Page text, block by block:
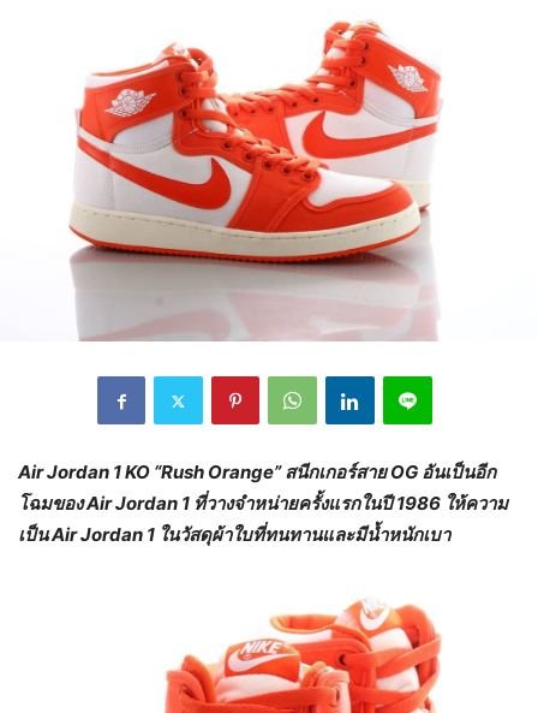
Air Jordan 1 KO “Rush Orange”สนีกเกอร์สายOG อันเป็นอีก
โฉมของAir Jordan 1 ที่วางจำหน่ายครั้งแรกในปี1986 ให้ความ
เป็นAir Jordan 1 ในวัสดุผ้าใบที่ทนทานและมีน้ำหนักเบา